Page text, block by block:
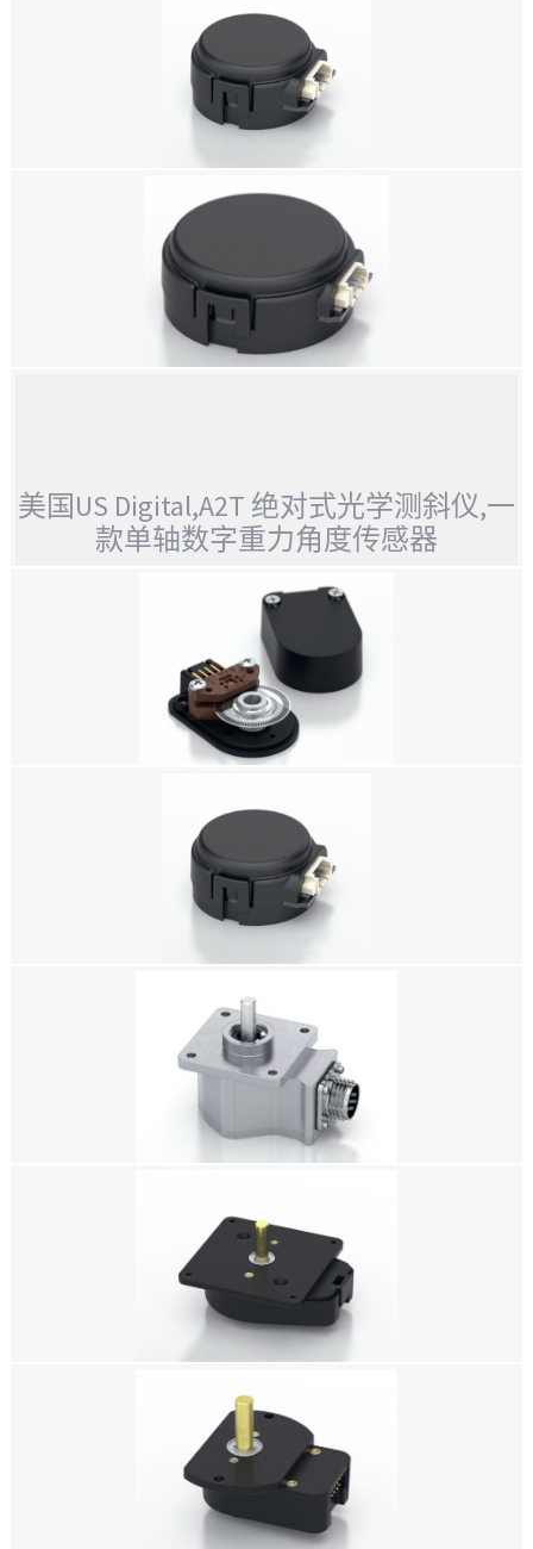
美国 US DIGITAL E8T 微型光学套件编码器
美国 US DIGITAL E8T微型光学套件编码器
美国US Digital,A2T 绝对式光学测斜仪,一
款单轴数字重力角度传感器
美国US DIGITAL,A2T 绝对式光学测斜仪,一款单轴数字重力角度传感器
美国US DIGITAL E5 光学套件编码器
美国US DIGITAL E4T微型光学套件编码器
美国US DIGITAL编码器，HD25 工业金属光轴编码器，增量式光电编码器，
增量式光学编码器，增量式光轴编码器，增量式编码器，相对编码器，增量型
美国US DIGITAL编码器，H6 球轴承光轴编码器，增量式光电编码器，增量式
光学编码器，增量式光轴编码器，增量式编码器，相对编码器，增量型编码